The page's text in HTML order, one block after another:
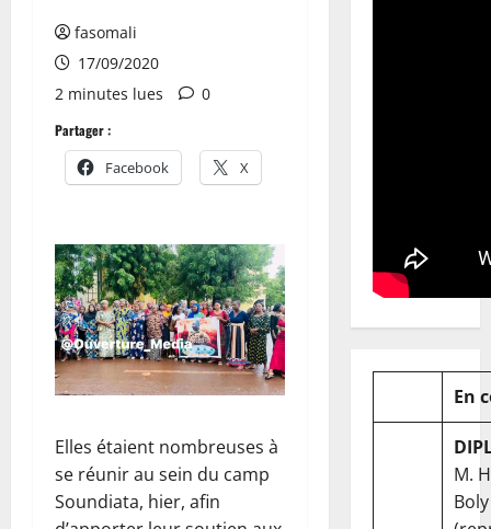
fasomali
17/09/2020
2 minutes lues
0
Partager :
Facebook X
Elles étaient nombreuses à
se réunir au sein du camp
Soundiata, hier, afin
En
M.
Boly